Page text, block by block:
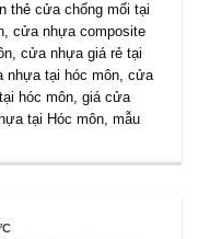
thẻcửa chống mối tại
,cửa nhựa composite
,cửa nhựa giá rẻ tại
nhựa tại hóc môn,cửa
hóc môn,giá cửa
tại Hóc môn,mẫu